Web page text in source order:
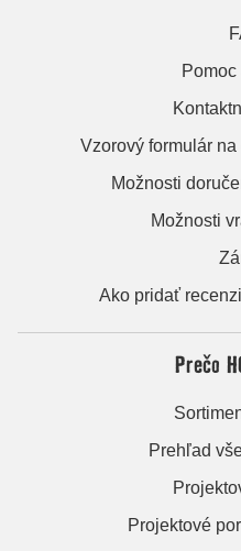
Vzorový formulár
Možnosti
Možnosti
Ako pridať
Prečo
Prehľad
Projektové